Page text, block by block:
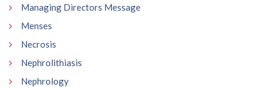
Managing Directors Message
Menses
Necrosis
Nephrolithiasis
Nephrology